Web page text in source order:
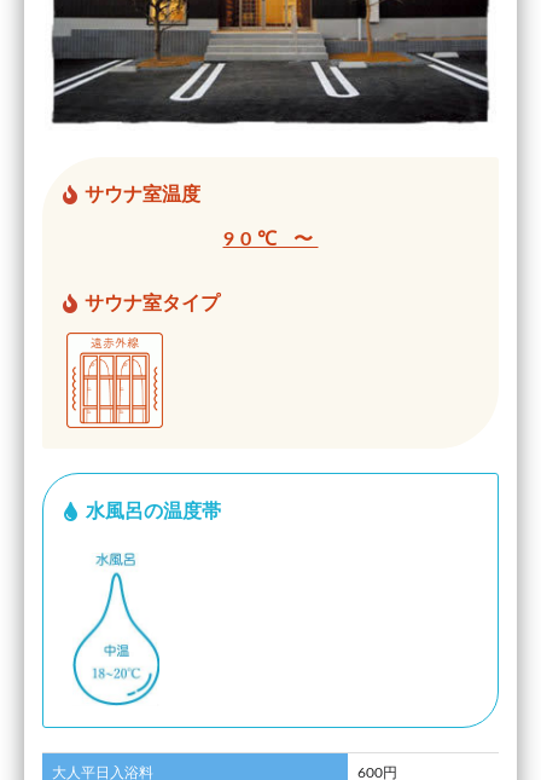
サウナ室温度
90℃ 〜
サウナ室タイプ
水風呂の温度帯
大人平日入浴料 600円